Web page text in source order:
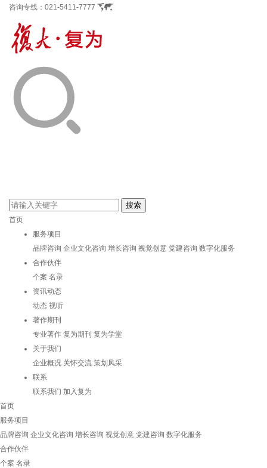
咨询专线： 021-5411-7777
首页
服务项目
品牌咨询 企业文化咨询 增长咨询 视觉创意 党建咨询 数字化服务
合作伙伴
个案 名录
资讯动态
动态 视听
著作期刊
专业著作 复为期刊 复为学堂
关于我们
企业概况 关怀交流 策划风采
联系
联系我们 加入复为
首页
服务项目
品牌咨询 企业文化咨询 增长咨询 视觉创意 党建咨询 数字化服务
合作伙伴
个案 名录